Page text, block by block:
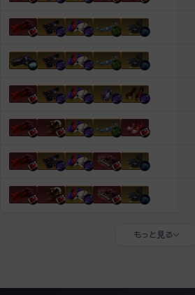
もっと見る